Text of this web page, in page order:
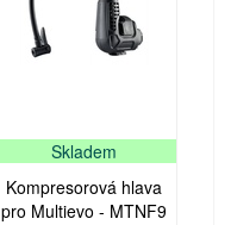
Skladem
Kompresorová hlava
pro Multievo - MTNF9